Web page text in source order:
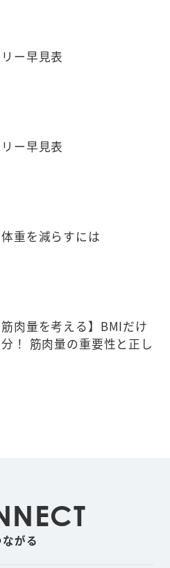
ー早見表
ー早見表
重を減らすには
肉量を考える】BMIだけ
！ 筋肉量の重要性と正し
ながる